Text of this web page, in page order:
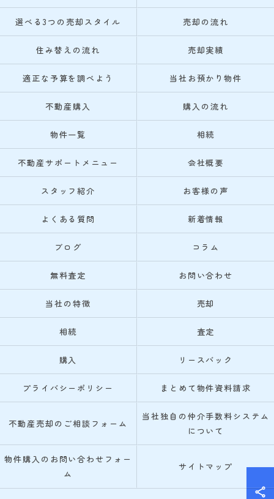
選べる3つの売却スタイル 売却の流れ
住み替えの流れ 売却実績
適正な予算を調べよう 当社お預かり物件
不動産購入 購入の流れ
物件一覧 相続
不動産サポートメニュー 会社概要
スタッフ紹介 お客様の声
よくある質問 新着情報
ブログ コラム
無料査定 お問い合わせ
当社の特徴 売却
相続 査定
購入 リースバック
プライバシーポリシー まとめて物件資料請求
不動産売却のご相談フォーム
当社独自の仲介手数料システム
について
物件購入のお問い合わせフォー
ム
サイトマップ